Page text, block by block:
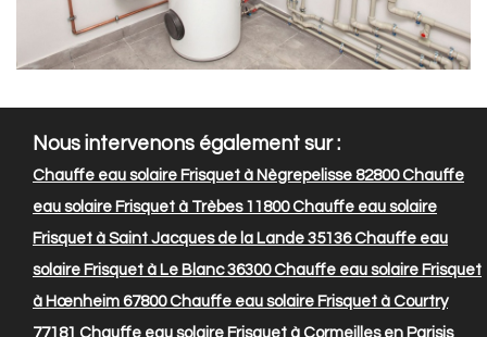
Nous intervenons également sur :
Chauffe eau solaire Frisquet à Nègrepelisse 82800Chauffe
eau solaire Frisquet à Trèbes 11800Chauffe eau solaire
Frisquet à Saint Jacques de la Lande 35136Chauffe eau
solaire Frisquet à Le Blanc 36300Chauffe eau solaire Frisquet
à Hœnheim 67800Chauffe eau solaire Frisquet à Courtry
77181 Chauffe eau solaire Frisquet à Cormeilles en Parisis